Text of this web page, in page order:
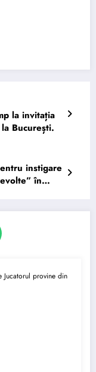
la invitația
București.
instigare
în…